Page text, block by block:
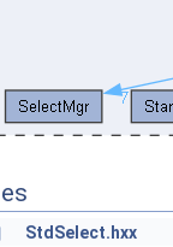
StdSelect.hxx